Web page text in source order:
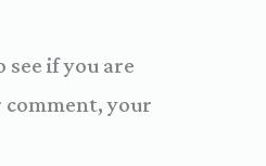
if you are
your